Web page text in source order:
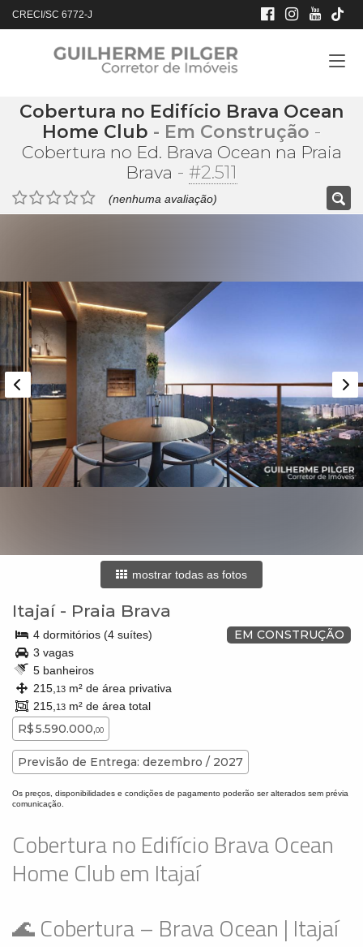
CRECI/SC 6772-J
Cobertura no Edifício Brava Ocean
Home Club - Em Construção -
Cobertura no Ed. Brava Ocean na Praia
Brava - #2.511
(nenhuma avaliação)
mostrar todas as fotos
Itajaí- Praia Brava
EM CONSTRUÇÃO
4 dormitórios (4 suítes)
3 vagas
5 banheiros
215, 13 m² de área privativa
215, 13 m² de área total
R$ 5.590.000,00
Previsão de Entrega: dezembro / 2027
Os preços, disponibilidades e condições de pagamento poderão ser alterados sem prévia
comunicação.
Cobertura no Edifício Brava Ocean
Home Club em Itajaí
🌊 Cobertura – Brava Ocean | Itajaí